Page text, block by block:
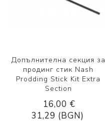
Допълнителна секция за
продинг стик Nash
Prodding Stick Kit Extra
Section
16,00 €
31,29 (BGN)